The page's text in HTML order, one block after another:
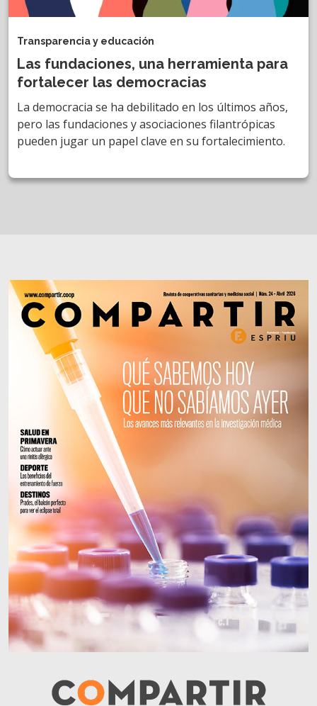
Transparencia y educación
Las fundaciones, una herramienta para
fortalecer las democracias
La democracia se ha debilitado en los últimos años,
pero las fundaciones y asociaciones filantrópicas
pueden jugar un papel clave en su fortalecimiento.